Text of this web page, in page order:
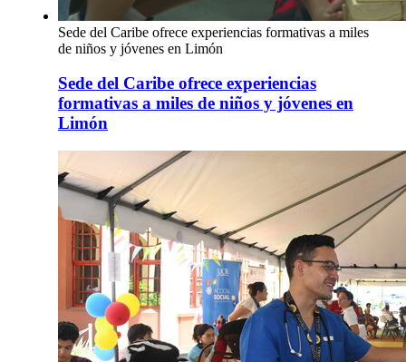
Sede del Caribe ofrece experiencias formativas a miles
de niños y jóvenes en Limón
Sede del Caribe ofrece experiencias
formativas a miles de niños y jóvenes en
Limón